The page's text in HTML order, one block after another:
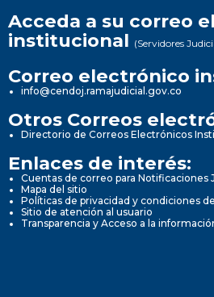
Acceda a su correo
institucional (Servidores
Correo electrónico
info@cendoj.ramajudicial.gov.co
Otros Correos
Directorio de Correos Electrónicos
Enlaces de interés:
Cuentas de correo para Notificaciones
Mapa del sitio
Políticas de privacidad y condiciones
Sitio de atención al usuario
Transparencia y Acceso a la